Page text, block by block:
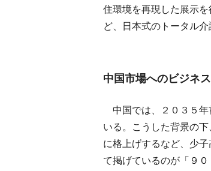
住環境を再現した展示
ど、日本式のトータル
中国市場へのビジネ
中国では、２０３５年
いる。こうした背景の
に格上げするなど、少
て掲げているのが「９